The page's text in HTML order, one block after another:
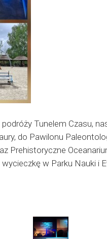
Tunelem Czasu,
do Pawilonu
Prehistoryczne
w Parku Nauki i